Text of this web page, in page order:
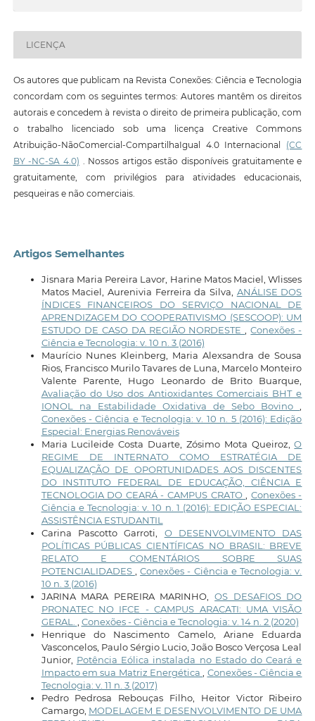
LICENÇA
Os autores que publicam na Revista Conexões: Ciência e Tecnologia
concordam com os seguintes termos: Autores mantêm os direitos
autorais e concedem à revista o direito de primeira publicação, com
o trabalho licenciado sob uma licença Creative Commons
Atribuição-NãoComercial-CompartilhaIgual 4.0 Internacional (CC
BY -NC-SA 4.0) . Nossos artigos estão disponíveis gratuitamente e
gratuitamente, com privilégios para atividades educacionais,
pesqueiras e não comerciais.
Artigos Semelhantes
Jisnara Maria Pereira Lavor, Harine Matos Maciel, Wlisses
Matos Maciel, Aurenivia Ferreira da Silva, ANÁLISE DOS
ÍNDICES FINANCEIROS DO SERVIÇO NACIONAL DE
APRENDIZAGEM DO COOPERATIVISMO (SESCOOP): UM
ESTUDO DE CASO DA REGIÃO NORDESTE
,Conexões -
Ciência e Tecnologia: v. 10 n. 3 (2016)
Maurício Nunes Kleinberg, Maria Alexsandra de Sousa
Rios, Francisco Murilo Tavares de Luna, Marcelo Monteiro
Valente Parente, Hugo Leonardo de Brito Buarque,
Avaliação do Uso dos Antioxidantes Comerciais BHT e
IONOL na Estabilidade Oxidativa de Sebo Bovino
Conexões - Ciência e Tecnologia: v. 10 n. 5 (2016): Edição
Especial: Energias Renováveis
Maria Lucileide Costa Duarte, Zósimo Mota Queiroz,O
REGIME DE INTERNATO COMO ESTRATÉGIA DE
EQUALIZAÇÃO DE OPORTUNIDADES AOS DISCENTES
DO INSTITUTO FEDERAL DE EDUCAÇÃO, CIÊNCIA E
TECNOLOGIA DO CEARÁ - CAMPUS CRATO
Conexões -
Ciência e Tecnologia: v. 10 n. 1 (2016): EDIÇÃO ESPECIAL:
ASSISTÊNCIA ESTUDANTIL
Carina Pascotto Garroti, O DESENVOLVIMENTO DAS
POLÍTICAS PÚBLICAS CIENTÍFICAS NO BRASIL: BREVE
RELATO E COMENTÁRIOS SOBRE SUAS
POTENCIALIDADES
,Conexões - Ciência e Tecnologia: v.
10 n. 3 (2016)
JARINA MARA PEREIRA MARINHO,OS DESAFIOS DO
PRONATEC NO IFCE - CAMPUS ARACATI: UMA VISÃO
GERAL.
Conexões - Ciência e Tecnologia: v. 14 n. 2 (2020)
Henrique do Nascimento Camelo, Ariane Eduarda
Vasconcelos, Paulo Sérgio Lucio, João Bosco Verçosa Leal
Junior, Potência Eólica instalada no Estado do Ceará e
Impacto em sua Matriz Energética
Conexões - Ciência e
Tecnologia: v. 11 n. 3 (2017)
Pedro Pedrosa Rebouças Filho, Heitor Victor Ribeiro
Camargo, MODELAGEM E DESENVOLVIMENTO DE UMA